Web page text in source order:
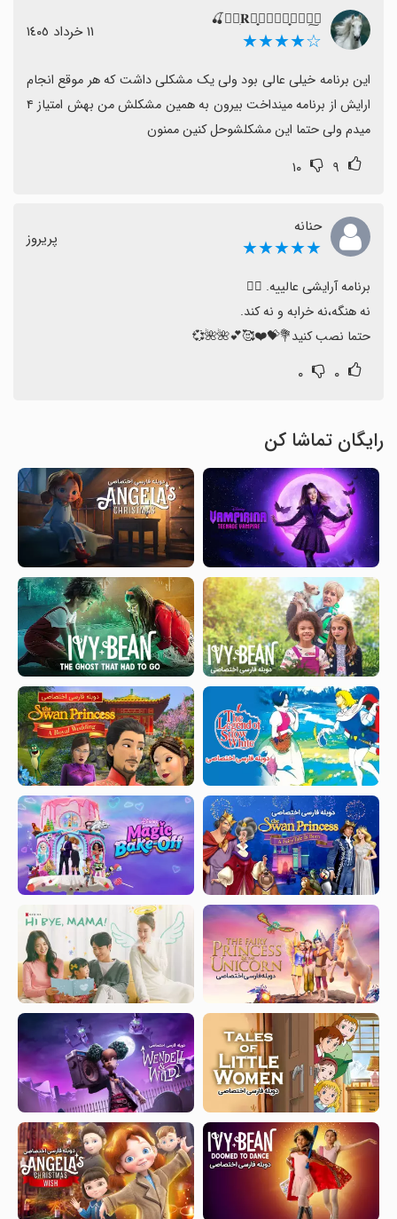
𝐀ຼִ𝐑࣭۪̟۠𝐌𝐈۪̟۠𝐓𝐀︪︩🍒
☆★★★★ ١١ خرداد ١٤٠٥
میدم ولی حتما این مشکلشوحل کنین ممنون
۹ ۱۰
حنانه
★★★★★ پریروز
حتما نصب کنید💐💝⁦❤️⁩🥰💕🌺🌺💞
۰ ۰
رایگان تماشا کن